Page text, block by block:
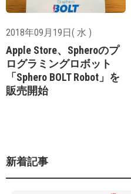
2018年09月19日( 水 )
Apple Store、Spheroのプ
ログラミングロボット
「Sphero BOLT Robot」を
販売開始
新着記事